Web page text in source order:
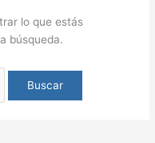
lo que estás
búsqueda.